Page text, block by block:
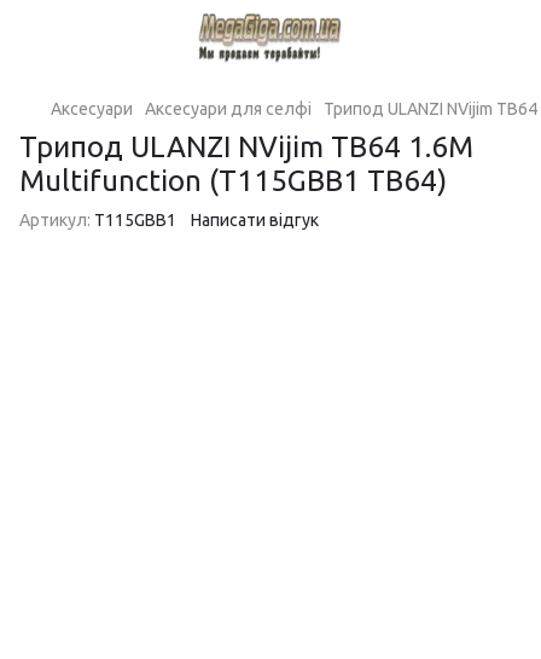
Аксесуари Аксесуари для селфі Трипод ULANZI NVijim
Трипод ULANZI NVijim TB64 1.6M
Multifunction (T115GBB1 TB64)
Артикул: T115GBB1 Написати відгук